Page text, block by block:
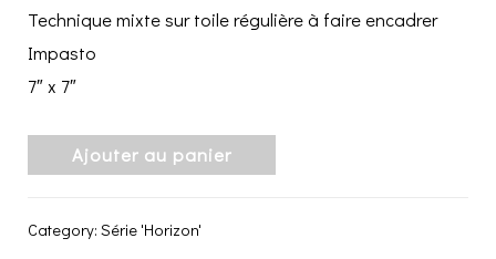
Technique mixte sur toile régulière à faire encadrer
Impasto
7″ x 7″
Ajouter au panier
Category:Série 'Horizon'